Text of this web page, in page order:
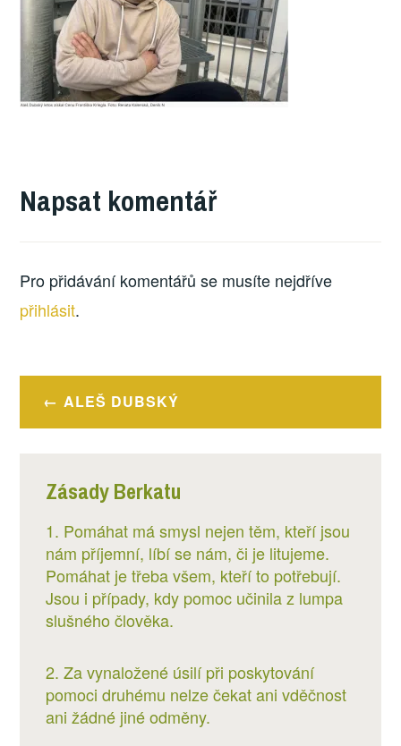
Napsat komentář
Pro přidávání komentářů se musíte nejdříve
přihlásit.
Navigace
pro
ALEŠ DUBSKÝ
Zásady Berkatu
1. Pomáhat má smysl nejen těm, kteří jsou
nám příjemní, líbí se nám, či je litujeme.
Pomáhat je třeba všem, kteří to potřebují.
Jsou i případy, kdy pomoc učinila z lumpa
slušného člověka.
2. Za vynaložené úsilí při poskytování
pomoci druhému nelze čekat ani vděčnost
ani žádné jiné odměny.